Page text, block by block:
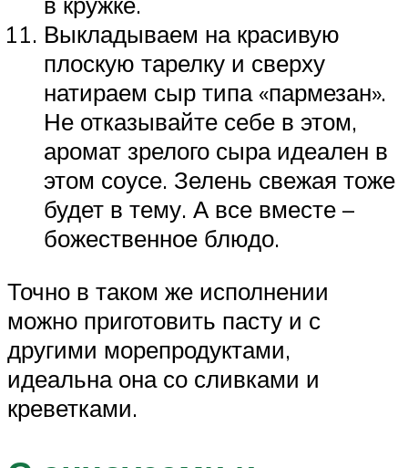
Выкладываем на красивую
плоскую тарелку и сверху
натираем сыр типа «пармезан».
Не отказывайте себе в этом,
аромат зрелого сыра идеален в
этом соусе. Зелень свежая тоже
будет в тему. А все вместе –
божественное блюдо.
Точно в таком же исполнении
можно приготовить пасту и с
другими морепродуктами,
идеальна она со сливками и
креветками.